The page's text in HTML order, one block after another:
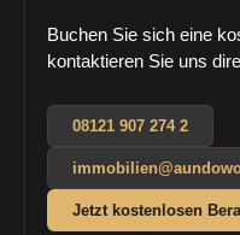
Buchen Sie sich eine
kontaktieren Sie uns
08121 907 274 2
Jetzt kostenlosen